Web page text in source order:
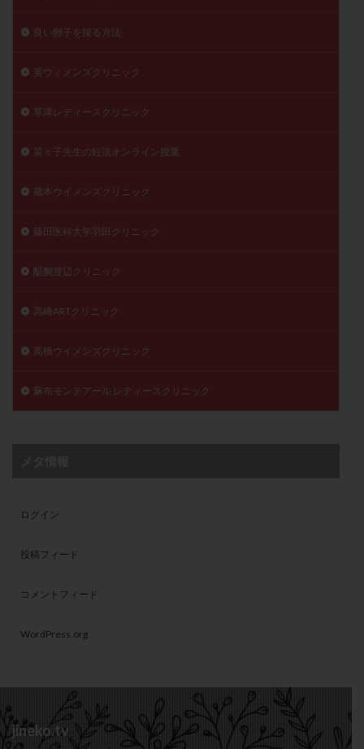
良い卵子を採る方法
英ウィメンズクリニック
草津レディースクリニック
菜々子先生の妊活オンライン授業
蔵本ウイメンズクリニック
藤田医科大学羽田クリニック
醍醐渡辺クリニック
高崎ARTクリニック
高橋ウイメンズクリニック
麻布モンテアール レディースクリニック
ログイン
投稿フィード
コメントフィード
WordPress.org
jineko.tv